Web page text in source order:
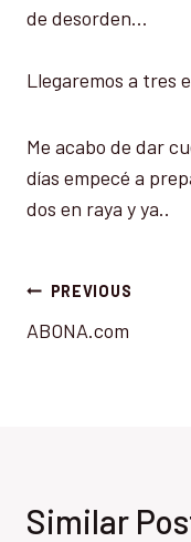
de desorden…
Llegaremos a tres
Me acabo de dar
días empecé a
dos en raya y ya..
Post
navigation
PREVIOUS
ABONA.com
Similar